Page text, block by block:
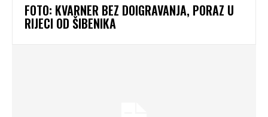
FOTO: KVARNER BEZ DOIGRAVANJA, PORAZ U
RIJECI OD ŠIBENIKA